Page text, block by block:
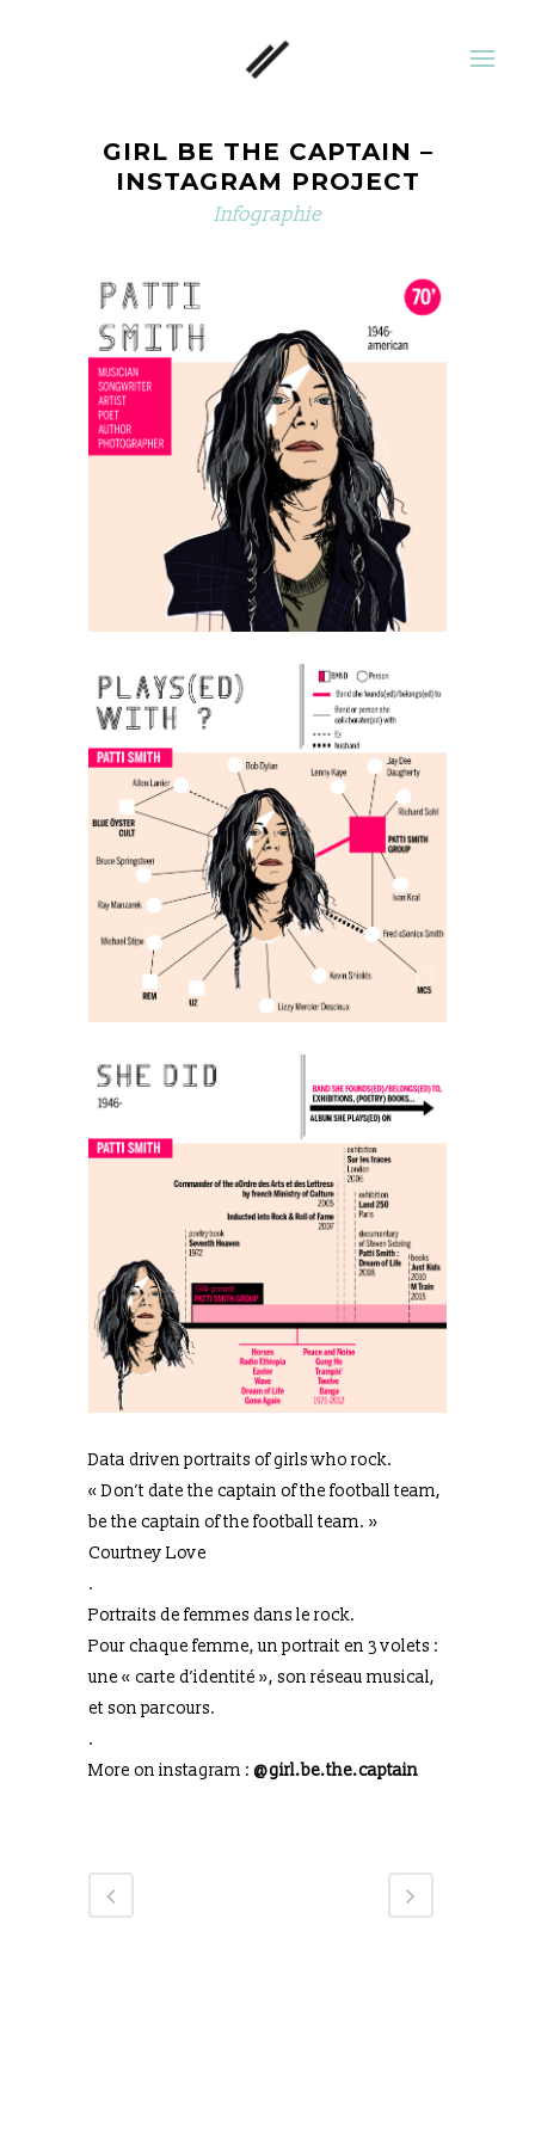
GIRL BE THE CAPTAIN –
INSTAGRAM PROJECT
Infographie
Data driven portraits of girls who rock.
« Don’t date the captain of the football team,
be the captain of the football team. »
Courtney Love
.
Portraits de femmes dans le rock.
Pour chaque femme, un portrait en 3 volets :
une « carte d’identité », son réseau musical,
et son parcours.
.
More on instagram : @girl.be.the.captain